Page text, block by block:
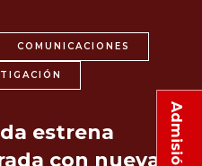
Admisión
COMUNICACIONES
estrena
con nuevas